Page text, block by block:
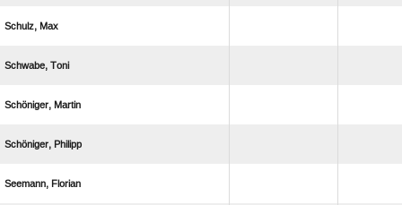
 
 
 
 
 